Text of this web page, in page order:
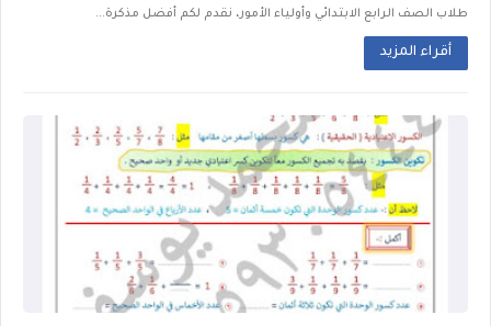
طلاب الصف الرابع الابتدائي وأولياء الأمور، نقدم لكم أفضل مذكرة...
أقراء المزيد